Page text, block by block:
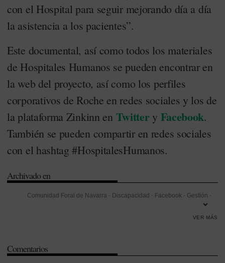
con el Hospital para seguir mejorando día a día
la asistencia a los pacientes”.
Este documental, así como todos los materiales
de Hospitales Humanos se pueden encontrar en
la web del proyecto, así como los perfiles
corporativos de Roche en redes sociales y los de
la plataforma Zinkinn en Twittery Facebook.
También se pueden compartir en redes sociales
con el hashtag #HospitalesHumanos.
Archivado en
Comunidad Foral de Navarra - Discapacidad - Facebook - Gestión -
VER MÁS
Comentarios